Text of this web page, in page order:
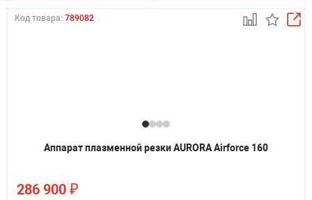
Код товара: 789082
Аппарат плазменной резки AURORA Airforce 160
286 900 ₽